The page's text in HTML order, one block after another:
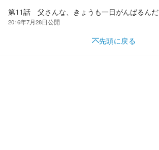
第11話 父さんな、きょうも一日がんばるんだ
2016年7月28日公開
先頭に戻る